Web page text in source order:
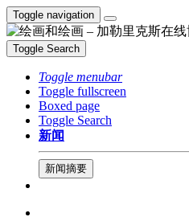
Toggle navigation
Toggle Search
Toggle menubar
Toggle fullscreen
Boxed page
Toggle Search
新闻
新闻摘要